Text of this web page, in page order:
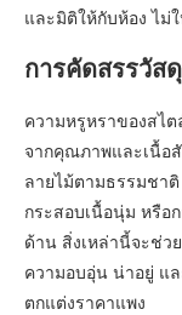
และมิติให้กับห้อง ไม่
การคัดสรรวัส
ความหรูหราของสไ
จากคุณภาพและเนื้อ
ลายไม้ตามธรรมชา
กระสอบเนื้อนุ่ม หรือ
ด้าน สิ่งเหล่านี้จะช่ว
ความอบอุ่น น่าอยู่ แ
ตกแต่งราคาแพง